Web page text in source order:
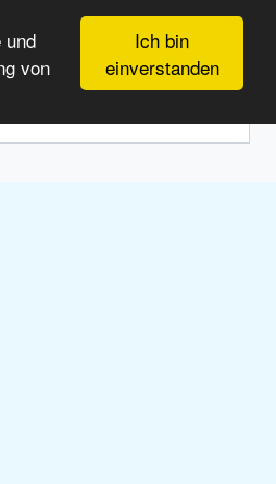
Ich bin
einverstanden
und
von